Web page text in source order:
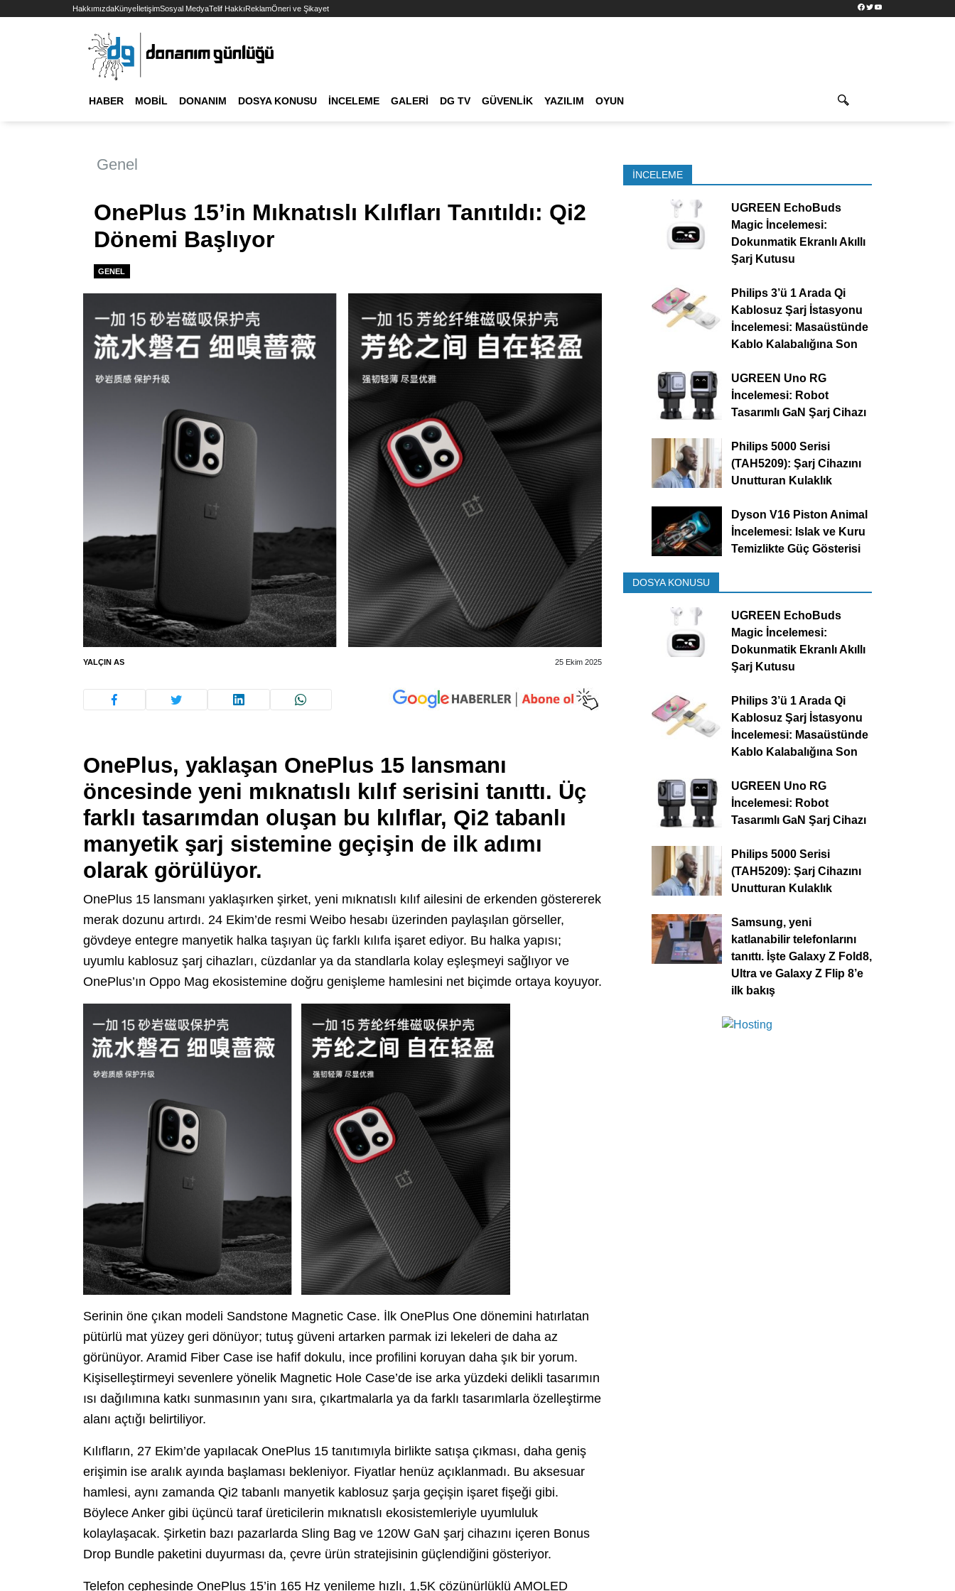
HakkımızdaKünyeİletişimSosyal MedyaTelif HakkıReklamÖneri ve Şikayet Facebook
TwitterYouTube
HABER MOBIL DONANIM DOSYA KONUSU İNCELEME GALERI DG TV GÜVENLIK YAZILIM OYUN
Genel
OnePlus 15’in Mıknatıslı Kılıfları Tanıtıldı: Qi2
Dönemi Başlıyor
GENEL
YALÇIN AS 25 Ekim 2025
OnePlus, yaklaşan OnePlus 15 lansmanı
öncesinde yeni mıknatıslı kılıf serisini tanıttı. Üç
farklı tasarımdan oluşan bu kılıflar, Qi2 tabanlı
manyetik şarj sistemine geçişin de ilk adımı
olarak görülüyor.
OnePlus 15 lansmanı yaklaşırken şirket, yeni mıknatıslı kılıf ailesini de erkenden göstererek
merak dozunu artırdı. 24 Ekim’de resmi Weibo hesabı üzerinden paylaşılan görseller,
gövdeye entegre manyetik halka taşıyan üç farklı kılıfa işaret ediyor. Bu halka yapısı;
uyumlu kablosuz şarj cihazları, cüzdanlar ya da standlarla kolay eşleşmeyi sağlıyor ve
OnePlus’ın Oppo Mag ekosistemine doğru genişleme hamlesini net biçimde ortaya koyuyor.
Serinin öne çıkan modeli Sandstone Magnetic Case. İlk OnePlus One dönemini hatırlatan
pütürlü mat yüzey geri dönüyor; tutuş güveni artarken parmak izi lekeleri de daha az
görünüyor. Aramid Fiber Case ise hafif dokulu, ince profilini koruyan daha şık bir yorum.
Kişiselleştirmeyi sevenlere yönelik Magnetic Hole Case’de ise arka yüzdeki delikli tasarımın
ısı dağılımına katkı sunmasının yanı sıra, çıkartmalarla ya da farklı tasarımlarla özelleştirme
alanı açtığı belirtiliyor.
Kılıfların, 27 Ekim’de yapılacak OnePlus 15 tanıtımıyla birlikte satışa çıkması, daha geniş
erişimin ise aralık ayında başlaması bekleniyor. Fiyatlar henüz açıklanmadı. Bu aksesuar
hamlesi, aynı zamanda Qi2 tabanlı manyetik kablosuz şarja geçişin işaret fişeği gibi.
Böylece Anker gibi üçüncü taraf üreticilerin mıknatıslı ekosistemleriyle uyumluluk
kolaylaşacak. Şirketin bazı pazarlarda Sling Bag ve 120W GaN şarj cihazını içeren Bonus
Drop Bundle paketini duyurması da, çevre ürün stratejisinin güçlendiğini gösteriyor.
Telefon cephesinde OnePlus 15’in 165 Hz yenileme hızlı, 1,5K çözünürlüklü AMOLED
İNCELEME
UGREEN EchoBuds
Magic İncelemesi:
Dokunmatik Ekranlı Akıllı
Şarj Kutusu
Philips 3’ü 1 Arada Qi
Kablosuz Şarj İstasyonu
İncelemesi: Masaüstünde
Kablo Kalabalığına Son
UGREEN Uno RG
İncelemesi: Robot
Tasarımlı GaN Şarj Cihazı
Philips 5000 Serisi
(TAH5209): Şarj Cihazını
Unutturan Kulaklık
Dyson V16 Piston Animal
İncelemesi: Islak ve Kuru
Temizlikte Güç Gösterisi
DOSYA KONUSU
UGREEN EchoBuds
Magic İncelemesi:
Dokunmatik Ekranlı Akıllı
Şarj Kutusu
Philips 3’ü 1 Arada Qi
Kablosuz Şarj İstasyonu
İncelemesi: Masaüstünde
Kablo Kalabalığına Son
UGREEN Uno RG
İncelemesi: Robot
Tasarımlı GaN Şarj Cihazı
Philips 5000 Serisi
(TAH5209): Şarj Cihazını
Unutturan Kulaklık
Samsung, yeni
katlanabilir telefonlarını
tanıttı. İşte Galaxy Z Fold8,
Ultra ve Galaxy Z Flip 8’e
ilk bakış